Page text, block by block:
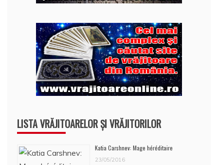
LISTA VRĂJITOARELOR ȘI VRĂJITORILOR
Katia Carshnev: Mage héréditaire
23/05/2016